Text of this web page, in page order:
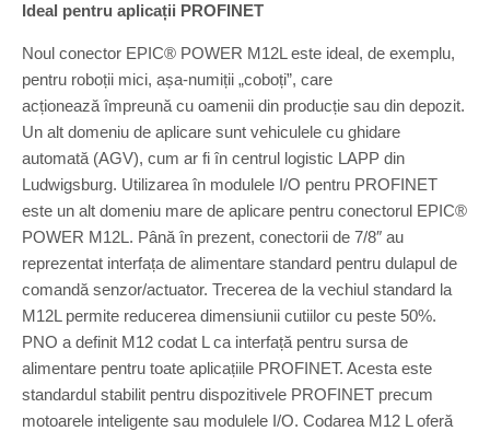
Ideal pentru aplicații PROFINET
Noul conector EPIC® POWER M12L este ideal, de exemplu,
pentru roboții mici, așa-numiții „coboți”, care
acționează împreună cu oamenii din producție sau din depozit.
Un alt domeniu de aplicare sunt vehiculele cu ghidare
automată (AGV), cum ar fi în centrul logistic LAPP din
Ludwigsburg. Utilizarea în modulele I/O pentru PROFINET
este un alt domeniu mare de aplicare pentru conectorul EPIC®
POWER M12L. Până în prezent, conectorii de 7/8″ au
reprezentat interfața de alimentare standard pentru dulapul de
comandă senzor/actuator. Trecerea de la vechiul standard la
M12L permite reducerea dimensiunii cutiilor cu peste 50%.
PNO a definit M12 codat L ca interfață pentru sursa de
alimentare pentru toate aplicațiile PROFINET. Acesta este
standardul stabilit pentru dispozitivele PROFINET precum
motoarele inteligente sau modulele I/O. Codarea M12 L oferă